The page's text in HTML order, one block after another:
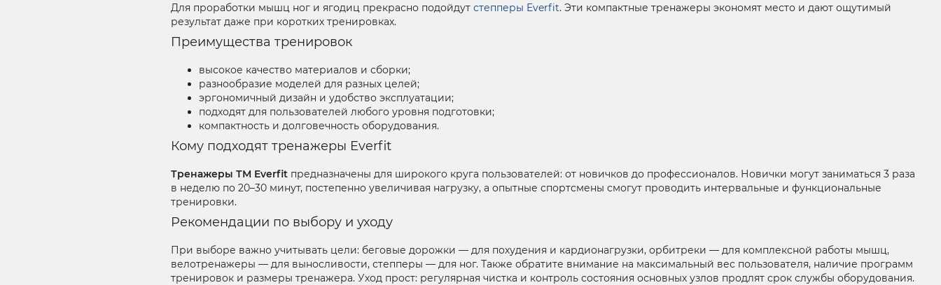
Для проработки мышц ног и ягодиц прекрасно подойдут степперы Everfit. Эти компактные тренажеры экономят место и дают ощутимый
результат даже при коротких тренировках.
Преимущества тренировок
высокое качество материалов и сборки;
разнообразие моделей для разных целей;
эргономичный дизайн и удобство эксплуатации;
подходят для пользователей любого уровня подготовки;
компактность и долговечность оборудования.
Кому подходят тренажеры Everfit
Тренажеры ТМ Everfit предназначены для широкого круга пользователей: от новичков до профессионалов. Новички могут заниматься 3 раза
в неделю по 20–30 минут, постепенно увеличивая нагрузку, а опытные спортсмены смогут проводить интервальные и функциональные
тренировки.
Рекомендации по выбору и уходу
При выборе важно учитывать цели: беговые дорожки — для похудения и кардионагрузки, орбитреки — для комплексной работы мышц,
велотренажеры — для выносливости, степперы — для ног. Также обратите внимание на максимальный вес пользователя, наличие программ
тренировок и размеры тренажера. Уход прост: регулярная чистка и контроль состояния основных узлов продлят срок службы оборудования.